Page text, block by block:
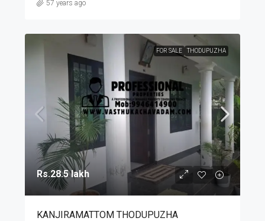
57 years ago
FOR SALE THODUPUZHA
Rs.28.5 lakh
KANJIRAMATTOM THODUPUZHA